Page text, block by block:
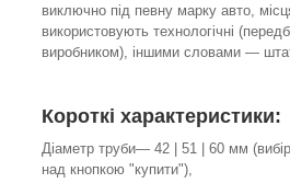
виключно під певну марку авто,
використовують технологічні
виробником), іншими словами ―
Короткі характеристики:
Діаметр труби― 42 | 51 | 60 мм
над кнопкою "купити"),